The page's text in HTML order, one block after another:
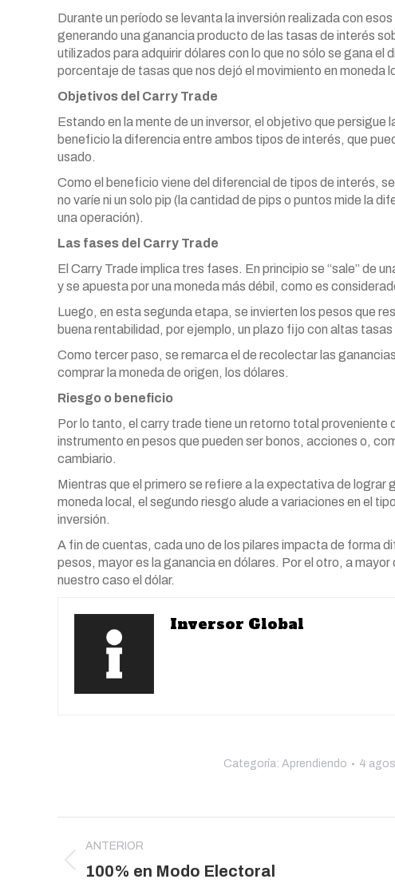
Durante un período se levanta la inversión realizada con
generando una ganancia producto de las tasas de interés
utilizados para adquirir dólares con lo que no sólo se gana el
porcentaje de tasas que nos dejó el movimiento en moneda
Objetivos del Carry Trade
Estando en la mente de un inversor, el objetivo que
beneficio la diferencia entre ambos tipos de interés, que
usado.
Como el beneficio viene del diferencial de tipos de interés,
no varíe ni un solo pip (la cantidad de pips o puntos mide la
una operación).
Las fases del Carry Trade
El Carry Trade implica tres fases. En principio se “sale” de
y se apuesta por una moneda más débil, como es
Luego, en esta segunda etapa, se invierten los pesos que
buena rentabilidad, por ejemplo, un plazo fijo con altas
Como tercer paso, se remarca el de recolectar las
comprar la moneda de origen, los dólares.
Riesgo o beneficio
Por lo tanto, el carry trade tiene un retorno total
instrumento en pesos que pueden ser bonos, acciones o,
cambiario.
Mientras que el primero se refiere a la expectativa de
moneda local, el segundo riesgo alude a variaciones en el
inversión.
A fin de cuentas, cada uno de los pilares impacta de forma
pesos, mayor es la ganancia en dólares. Por el otro, a
nuestro caso el dólar.
Inversor Global
Categoría: Aprendiendo 4
entre
publicaciones
ANTERIOR
Publicación
100% en Modo Electoral